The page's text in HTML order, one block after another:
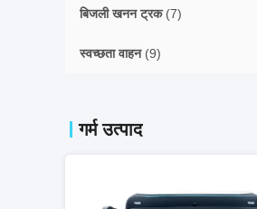
बिजली खनन ट्रक(7)
स्वच्छता वाहन(9)
गर्म उत्पाद